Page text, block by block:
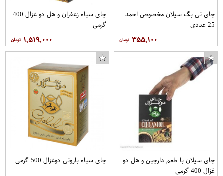
چای تی بگ سیلان مخصوص احمد
25 عددی
۳۵۵,۱۰۰
چای سیاه زعفران و هل دو غزال 400
گرمی
۱,۵۱۹,۰۰۰
چای سیلان با طعم دارچین و هل دو
غزال 400 گرمی
چای سیاه باروتی دوغزال 500 گرمی